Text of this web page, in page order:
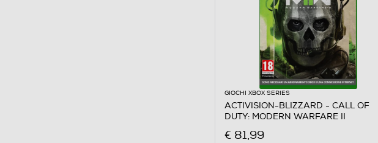
GIOCHI XBOX SERIES
ACTIVISION-BLIZZARD - CALL OF
DUTY: MODERN WARFARE II
€ 81,99